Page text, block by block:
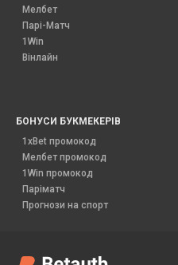
Мелбет
Парі-Матч
1Win
Вінлайн
БОНУСИ БУКМЕКЕРІВ
1xBet промокод
Мелбет промокод
1Win промокод
Паріматч
Прогнози на спорт